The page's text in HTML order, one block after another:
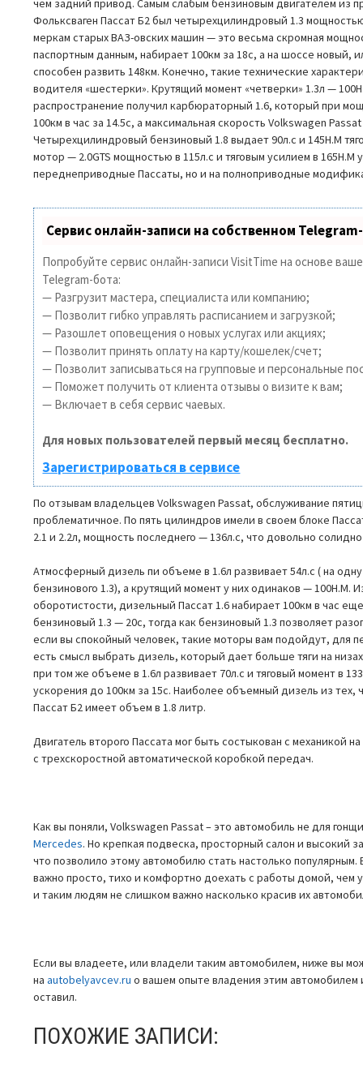
чем задний привод. Самым слабым бензиновым двигателем из
Фольксваген Пассат Б2 был четырехцилиндровый 1.3
меркам старых ВАЗ-овских машин — это весьма скромная
паспортным данным, набирает 100км за 18с, а на шоссе новый,
способен развить 148км. Конечно, такие технические
водителя «шестерки». Крутящий момент «четверки» 1.3л —
распространение получил карбюраторный 1.6, который при
100км в час за 14.5с, а максимальная скорость Volkswagen
Четырехцилиндровый бензиновый 1.8 выдает 90л.с и 145Н.М
мотор — 2.0GTS мощностью в 115л.с и тяговым усилием в 165Н.М
переднеприводные Пассаты, но и на полноприводные
Сервис онлайн-записи на собственном
Попробуйте сервис онлайн-записи VisitTime на основе
Telegram-бота:
— Разгрузит мастера, специалиста или компанию;
— Позволит гибко управлять расписанием и загрузкой;
— Разошлет оповещения о новых услугах или акциях;
— Позволит принять оплату на карту/кошелек/счет;
— Позволит записываться на групповые и персональные
— Поможет получить от клиента отзывы о визите к вам;
— Включает в себя сервис чаевых.
Для новых пользователей первый месяц бесплатно.
Зарегистрироваться в сервисе
По отзывам владельцев Volkswagen Passat, обслуживание
проблематичное. По пять цилиндров имели в своем блоке
2.1 и 2.2л, мощность последнего — 136л.с, что довольно
Атмосферный дизель пи объеме в 1.6л развивает 54л.с ( на
бензинового 1.3), а крутящий момент у них одинаков — 100Н.М.
оборотистости, дизельный Пассат 1.6 набирает 100км в час
бензиновый 1.3 — 20с, тогда как бензиновый 1.3 позволяет
если вы спокойный человек, такие моторы вам подойдут, для
есть смысл выбрать дизель, который дает больше тяги на
при том же объеме в 1.6л развивает 70л.с и тяговый момент в
ускорения до 100км за 15с. Наиболее объемный дизель из тех,
Пассат Б2 имеет объем в 1.8 литр.
Двигатель второго Пассата мог быть состыкован с механикой
с трехскоростной автоматической коробкой передач.
Как вы поняли, Volkswagen Passat – это автомобиль не для
Mercedes. Но крепкая подвеска, просторный салон и высокий
что позволило этому автомобилю стать настолько
важно просто, тихо и комфортно доехать с работы домой, чем
и таким людям не слишком важно насколько красив их
Если вы владеете, или владели таким автомобилем, ниже вы
наautobelyavcev.ru о вашем опыте владения этим автомобилем
оставил.
ПОХОЖИЕ ЗАПИСИ: